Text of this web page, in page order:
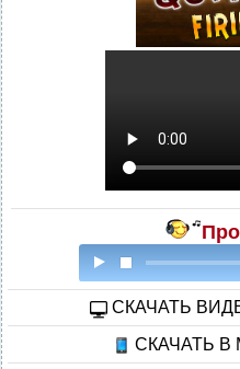
CКАЧАТЬ
СКАЧАТЬ В